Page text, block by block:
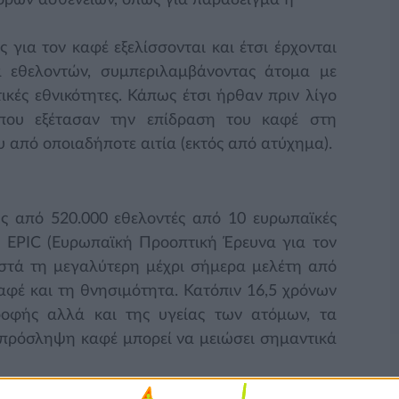
τον καφέ εξελίσσονται και έτσι έρχονται
συμπεριλαμβάνοντας άτομα με
εθνικότητες. Κάπως έτσι ήρθαν πριν λίγο
εξέτασαν την επίδραση του καφέ στη
οποιαδήποτε αιτία (εκτός από ατύχημα).
από 520.000 εθελοντές από 10 ευρωπαϊκές
(Ευρωπαϊκή Προοπτική Έρευνα για τον
τη μεγαλύτερη μέχρι σήμερα μελέτη από
και τη θνησιμότητα. Κατόπιν 16,5 χρόνων
αλλά και της υγείας των ατόμων, τα
καφέ μπορεί να μειώσει σημαντικά